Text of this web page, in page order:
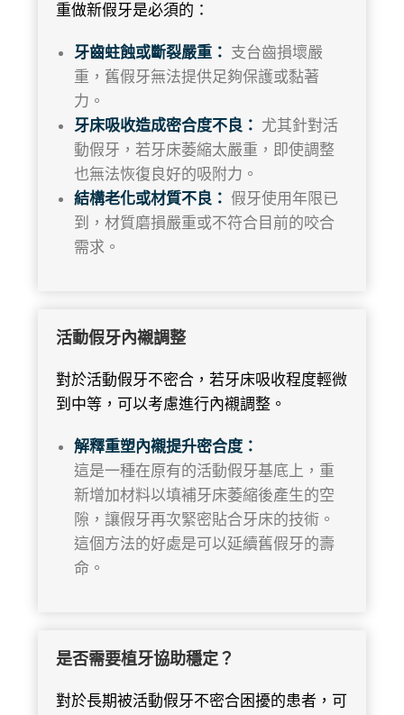
重做新假牙是必須的：
牙齒蛀蝕或斷裂嚴重： 支台齒損壞嚴
重，舊假牙無法提供足夠保護或黏著
力。
牙床吸收造成密合度不良： 尤其針對活
動假牙，若牙床萎縮太嚴重，即使調整
也無法恢復良好的吸附力。
結構老化或材質不良： 假牙使用年限已
到，材質磨損嚴重或不符合目前的咬合
需求。
活動假牙內襯調整
對於活動假牙不密合，若牙床吸收程度輕微
到中等，可以考慮進行內襯調整。
解釋重塑內襯提升密合度：
這是一種在原有的活動假牙基底上，重
新增加材料以填補牙床萎縮後產生的空
隙，讓假牙再次緊密貼合牙床的技術。
這個方法的好處是可以延續舊假牙的壽
命。
是否需要植牙協助穩定？
對於長期被活動假牙不密合困擾的患者，可